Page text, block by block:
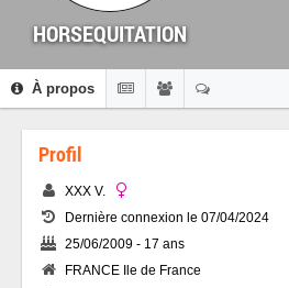
HORSEQUITATION
À propos
Profil
XXX V.
Dernière connexion le 07/04/2024
25/06/2009 - 17 ans
FRANCE Ile de France